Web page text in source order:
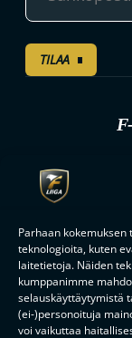
Parhaan
teknologioita, kuten
laitetietoja. Näiden
kumppanimme
selauskäyttäytymistä
(ei-)personoituja
voi vaikuttaa
TILAA